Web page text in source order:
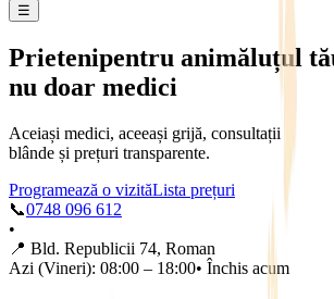
☰
Prietenipentru animăluțul
nu doar medici
Aceiași medici, aceeași grijă, consultații
blânde și prețuri transparente.
Programează o vizităLista prețuri
📞0748 096 612
•
📍 Bld. Republicii 74, Roman
Azi (Vineri): 08:00 – 18:00• Închis acum